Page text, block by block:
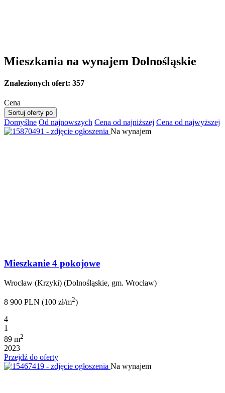
Mieszkania na wynajem Dolnośląskie
Znalezionych ofert: 357
Cena
Sortuj oferty po
Domyślne Od najnowszych Cena od najniższej Cena od najwyższej
Na wynajem
Mieszkanie 4 pokojowe
Wrocław (Krzyki) (Dolnośląskie, gm. Wrocław)
8 900 PLN (100 zł/m2)
4
1
89 m2
2023
Przejdź do oferty
Na wynajem